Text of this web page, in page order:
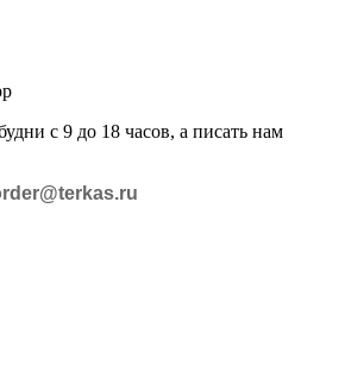
с 9 до 18 часов, а писать нам